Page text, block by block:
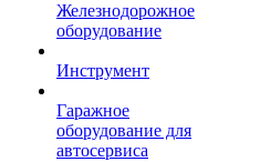
Железнодорожное
оборудование
Инструмент
Гаражное
оборудование для
автосервиса